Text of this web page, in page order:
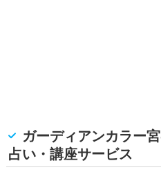
ガーディアンカラー
占い・講座サービス